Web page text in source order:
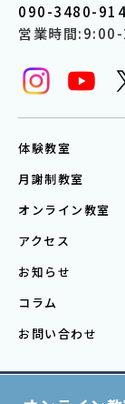
090-3480-
営業時間
体験教室
月謝制教室
オンライン教室
アクセス
お知らせ
コラム
お問い合わせ